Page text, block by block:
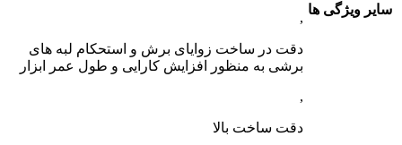
سایر ویژگی ها
,
دقت در ساخت زوایای برش و استحکام لبه های
برشی به منظور افزایش کارایی و طول عمر ابزار
,
دقت ساخت بالا